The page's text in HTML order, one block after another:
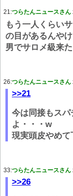
21:つらたんニュースさん
もう一人くらい
の目があるんや
男でサロメ級来
26:つらたんニュースさん
>>21
今は同接もス
よ・・・w
現実頭皮やめて
33:つらたんニュースさん
>>26